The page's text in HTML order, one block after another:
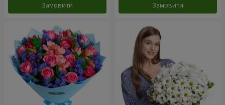
Замовити Замовити